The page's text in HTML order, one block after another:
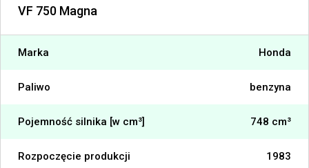
VF 750 Magna
Marka Honda
Paliwo benzyna
Pojemność silnika [w cm³] 748 cm³
Rozpoczęcie produkcji 1983